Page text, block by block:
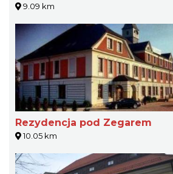
9.09 km
Rezydencja pod Zegarem
10.05 km